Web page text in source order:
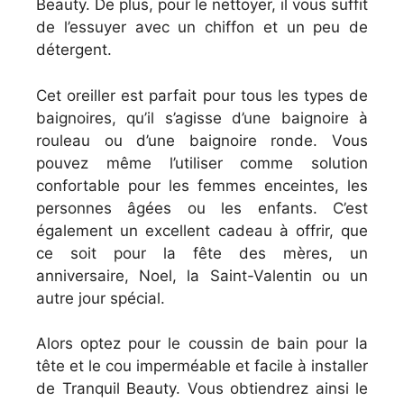
Beauty. De plus, pour le nettoyer, il vous suffit
de l’essuyer avec un chiffon et un peu de
détergent.
Cet oreiller est parfait pour tous les types de
baignoires, qu’il s’agisse d’une baignoire à
rouleau ou d’une baignoire ronde. Vous
pouvez même l’utiliser comme solution
confortable pour les femmes enceintes, les
personnes âgées ou les enfants. C’est
également un excellent cadeau à offrir, que
ce soit pour la fête des mères, un
anniversaire, Noel, la Saint-Valentin ou un
autre jour spécial.
Alors optez pour le coussin de bain pour la
tête et le cou imperméable et facile à installer
de Tranquil Beauty. Vous obtiendrez ainsi le